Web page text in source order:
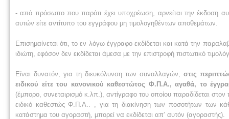
- από πρόσωπο που παρότι έχει υποχρέωση, αρνείται την έκδοση
αυτών είτε αντίτυπο του εγγράφου μη τιμολογηθέντων αποθεμάτων.
Επισημαίνεται ότι, το εν λόγω έγγραφο εκδίδεται και κατά την
ιδιώτη, εφόσον δεν εκδίδεται άμεσα με την επιστροφή πιστωτικό
Είναι δυνατόν, για τη διευκόλυνση των συναλλαγών, στις
ειδικού είτε του κανονικού καθεστώτος Φ.Π.Α., αγαθά, το
(έμπορο, συνεταιρισμό κ.λπ.), αντίγραφο του οποίου παραδίδεται
ειδικό καθεστώς Φ.Π.Α.. , για τη διακίνηση των ποσοτήτων των
κατάστημα του αγοραστή, μπορεί να εκδίδεται απ’ αυτόν (αγοραστής).